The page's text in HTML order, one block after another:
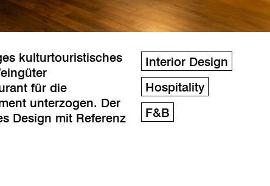
kulturtouristisches
für die
unterzogen. Der
Design mit Referenz
Interior Design
Hospitality
F&B